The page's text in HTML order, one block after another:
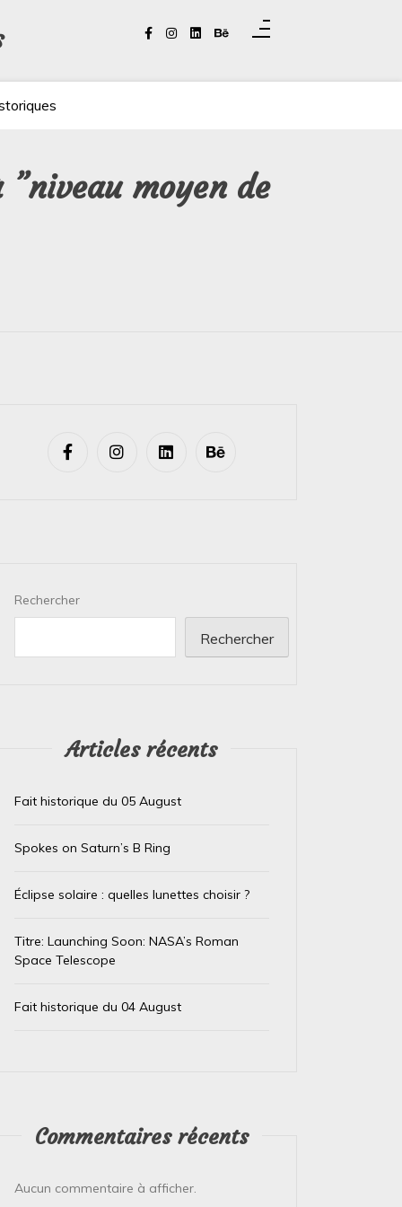
moyen de
usagés de la Banque
d’Angleterre
4 août 2026
Rechercher
Rechercher
Articles récents
Fait historique du 05 August
Spokes on Saturn’s B Ring
Éclipse solaire : quelles lunettes choisir ?
Titre: Launching Soon: NASA’s Roman
Space Telescope
Fait historique du 04 August
Commentaires récents
Aucun commentaire à afficher.